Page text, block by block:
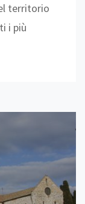
territorio
i più